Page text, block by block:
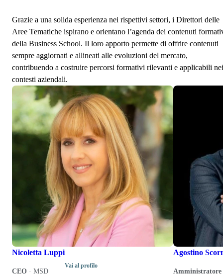
Grazie a una solida esperienza nei rispettivi settori, i Direttori delle
Aree Tematiche ispirano e orientano l’agenda dei contenuti
della Business School. Il loro apporto permette di offrire contenuti
sempre aggiornati e allineati alle evoluzioni del mercato,
contribuendo a costruire percorsi formativi rilevanti e applicabili nei
contesti aziendali.
Nicoletta Luppi
CEO · MSD
Vai al profilo
Agostino
Amministratore